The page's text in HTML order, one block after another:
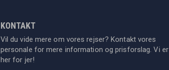
KONTAKT
Vil du vide mere om vores rejser? Kontakt vores
personale for mere information og prisforslag. Vi er
her for jer!